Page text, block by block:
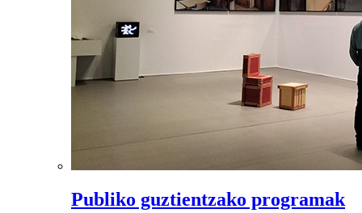
Publiko guztientzako programak